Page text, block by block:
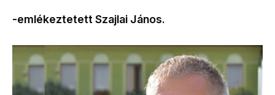
-emlékeztetett Szajlai János.